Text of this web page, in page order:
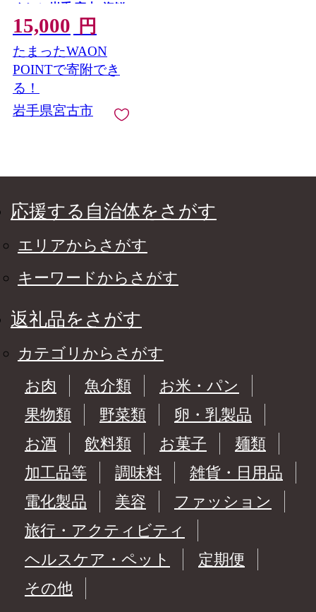
めかぶ 岩手 宮古_海鮮
海鮮丼 魚 魚介類 魚介
送料無料 人気 おすす
め うに イクラ 瓶
【1132506】
15,000 円
たまったWAON
POINTで寄附でき
る！
岩手県宮古市
応援する自治体をさがす
エリアからさがす
キーワードからさがす
返礼品をさがす
カテゴリからさがす
お肉
魚介類
お米・パン
果物類
野菜類
卵・乳製品
お酒
飲料類 お菓子
麺類
加工品等
調味料
雑貨・日用品
電化製品
美容
ファッション
旅行・アクティビティ
ヘルスケア・ペット
定期便
その他